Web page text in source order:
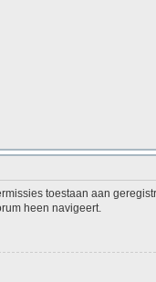
toestaan aan
heen navigeert.